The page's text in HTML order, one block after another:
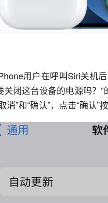
用户在呼叫Siri关机
关闭这台设备的电源吗？
消”和“确认”，点击“确认”